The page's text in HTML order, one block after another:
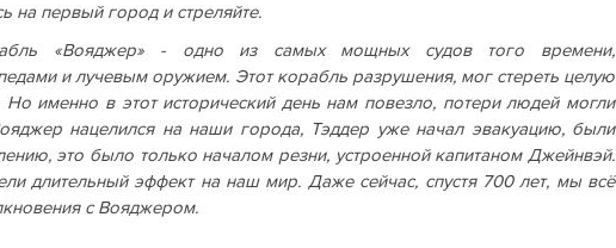
первый город и стреляйте.
«Вояджер» - одно из самых мощных судов того времени,
и лучевым оружием. Этот корабль разрушения, мог стереть целую
именно в этот исторический день нам повезло, потери людей могли
нацелился на наши города, Тэддер уже начал эвакуацию, были
это было только началом резни, устроенной капитаном Джейнвэй.
длительный эффект на наш мир. Даже сейчас, спустя 700 лет, мы всё
с Вояджером.